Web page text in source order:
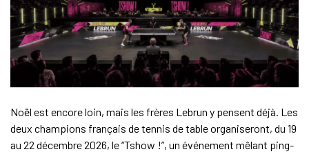
Noël est encore loin, mais les frères Lebrun y pensent déjà. Les
deux champions français de tennis de table organiseront, du 19
au 22 décembre 2026, le “Tshow !”, un événement mêlant ping-